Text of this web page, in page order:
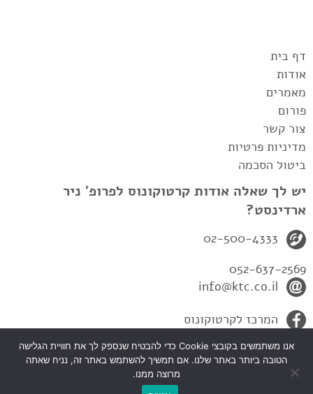
דף בית
אודות
מאמרים
פורום
צור קשר
מדיניות פרטיות
ביטול הסכמה
יש לך שאלה אודות קרטוקונוס לפרופ' ניר
ארדינסט?
02-500-4333
052-637-2569
info@ktc.co.il
המרכז לקרטוקונוס
כל הזכיות שמורות לפרופ' ניר ארדינסט-המרכז לקרטקונוס 2010© |
אנו משתמשים בקובצי Cookie כדי להבטיח שנספק לך את חוויית הגלישה
הטובה ביותר באתר שלנו. אם תמשיך להשתמש באתר זה, נניח שאתה
מרוצה ממנו.